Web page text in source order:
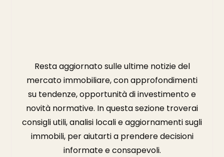
Resta aggiornato sulle ultime notizie del
mercato immobiliare, con approfondimenti
su tendenze, opportunità di investimento e
novità normative. In questa sezione troverai
consigli utili, analisi locali e aggiornamenti sugli
immobili, per aiutarti a prendere decisioni
informate e consapevoli.